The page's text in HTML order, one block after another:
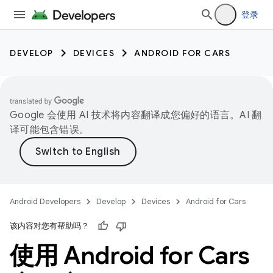
登录
DEVELOP DEVICES ANDROID FOR CARS
Google 会使用 AI 技术将内容翻译成您偏好的语言。AI 翻
译可能包含错误。
Android Developers Develop Devices Android for Cars
该内容对您有帮助吗？
使用 Android for Cars